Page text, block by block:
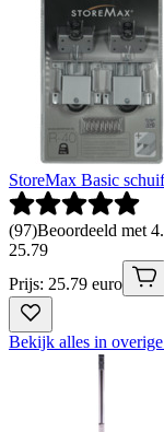
StoreMax Basic
(97)Beoordeeld met
25.79
Prijs: 25.79 euro
Bekijk alles in overige